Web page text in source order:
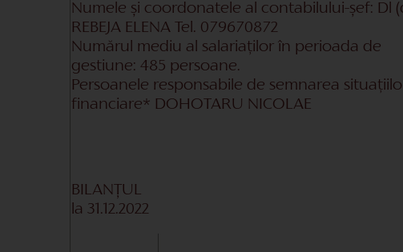
Numele și coordonatele al contabilului-șef: Dl
REBEJA ELENA Tel. 079670872
Numărul mediu al salariaților în perioada de
gestiune: 485 persoane.
Persoanele responsabile de semnarea
financiare* DOHOTARU NICOLAE
BILANŢUL
la 31.12.2022